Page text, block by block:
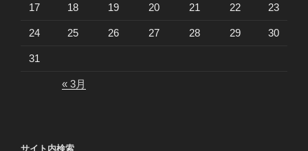
17 18 19 20 21 22 23
24 25 26 27 28 29 30
31
« 3月
サイト内検索